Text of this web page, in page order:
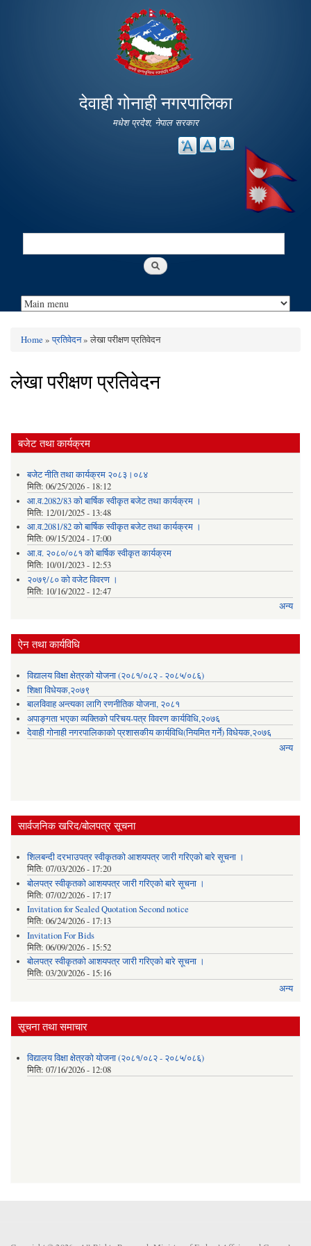
main
content
देवाही गोनाही नगरपालिका
मधेश प्रदेश, नेपाल सरकार
Search
You are here
Home»प्रतिवेदन» लेखा परीक्षण प्रतिवेदन
लेखा परीक्षण प्रतिवेदन
बजेट तथा कार्यक्रम
बजेट नीति तथा कार्यक्रम २०८३।०८४
मिति: 06/25/2026 - 18:12
आ.व.2082/83 को बार्षिक स्वीकृत बजेट तथा कार्यक्रम ।
मिति: 12/01/2025 - 13:48
आ.व.2081/82 को बार्षिक स्वीकृत बजेट तथा कार्यक्रम ।
मिति: 09/15/2024 - 17:00
आ.व. २०८०/०८१ को बार्षिक स्वीकृत कार्यक्रम
मिति: 10/01/2023 - 12:53
२०७९/८० को वजेट विवरण ।
मिति: 10/16/2022 - 12:47
अन्य
ऐन तथा कार्यविधि
विद्यालय विक्षा क्षेत्रको योजना (२०८१/०८२ - २०८५/०८६)
शिक्षा विधेयक,२०७९
बालविवाह अन्त्यका लागि रणनीतिक योजना, २०८१
अपाङ्गता भएका व्यक्तिको परिचय-पत्र विवरण कार्यविधि,२०७६
देवाही गोनाही नगरपालिकाको प्रशासकीय कार्यविधि(नियमित गर्ने) विधेयक,२०७६
अन्य
सार्वजनिक खरिद/बोलपत्र सूचना
शिलबन्दी दरभाउपत्र स्वीकृतको आशयपत्र जारी गरिएको बारे सूचना ।
मिति: 07/03/2026 - 17:20
बोलपत्र स्वीकृतको आशयपत्र जारी गरिएको बारे सूचना ।
मिति: 07/02/2026 - 17:17
Invitation for Sealed Quotation Second notice
मिति: 06/24/2026 - 17:13
Invitation For Bids
मिति: 06/09/2026 - 15:52
बोलपत्र स्वीकृतको आशयपत्र जारी गरिएको बारे सूचना ।
मिति: 03/20/2026 - 15:16
अन्य
सूचना तथा समाचार
विद्यालय विक्षा क्षेत्रको योजना (२०८१/०८२ - २०८५/०८६)
मिति: 07/16/2026 - 12:08